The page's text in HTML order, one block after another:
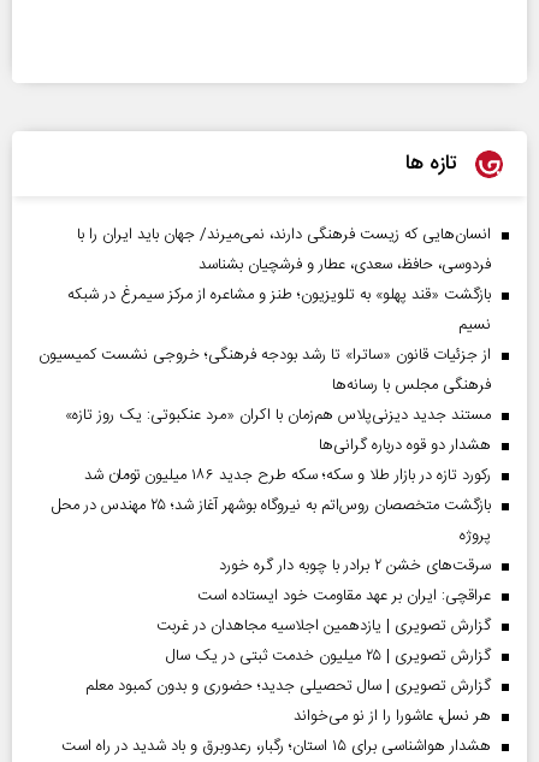
تازه ها
انسان‌هایی که زیست فرهنگی دارند، نمی‌میرند/ جهان باید ایران را با
فردوسی، حافظ، سعدی، عطار و فرشچیان بشناسد
بازگشت «قند پهلو» به تلویزیون؛ طنز و مشاعره از مرکز سیمرغ در شبکه
نسیم
از جزئیات قانون «ساترا» تا رشد بودجه فرهنگی؛ خروجی نشست کمیسیون
فرهنگی مجلس با رسانه‌ها
مستند جدید دیزنی‌پلاس هم‌زمان با اکران «مرد عنکبوتی: یک روز تازه»
هشدار دو قوه درباره گرانی‌ها
رکورد تازه در بازار طلا و سکه؛ سکه طرح جدید ۱۸۶ میلیون تومان شد
بازگشت متخصصان روس‌اتم به نیروگاه بوشهر آغاز شد؛ ۲۵ مهندس در محل
پروژه
سرقت‌های خشن ۲ برادر با چوبه دار گره خورد
عراقچی: ایران بر عهد مقاومت خود ایستاده است
گزارش تصویری | یازدهمین اجلاسیه مجاهدان در غربت
گزارش تصویری | ۲۵ میلیون خدمت ثبتی در یک سال
گزارش تصویری | سال تحصیلی جدید؛ حضوری و بدون کمبود معلم
هر نسل، عاشورا را از نو می‌خواند
هشدار هواشناسی برای ۱۵ استان؛ رگبار، رعدوبرق و باد شدید در راه است